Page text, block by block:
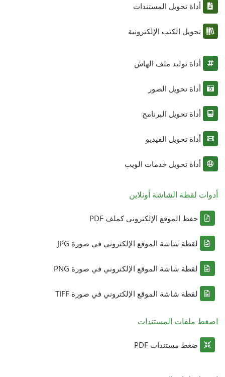
أداة تحويل المستندات
تحويل الكتب الإلكترونية
أداة توليد ملف الهاش
أداة تحويل الصور
أداة تحويل البرنامج
أداة تحويل الفيديو
أداة تحويل خدمات الويب
أدوات لقطة الشاشة أونلاين
حفظ الموقع الإلكتروني كملف PDF
لقطة شاشة الموقع الإلكتروني في صورة JPG
لقطة شاشة الموقع الإلكتروني في صورة PNG
لقطة شاشة الموقع الإلكتروني في صورة TIFF
اضغط ملفات المستندات
ضغط مستندات PDF